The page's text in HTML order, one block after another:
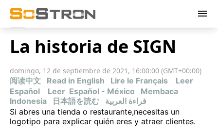
menu
La historia de SIGN
domingo, 12 de septiembre de 2021, 16:00:00 (GMT+00:00)
阅读中文 Read in English Lire le Français
Leer
Español
Leer Español - México
Membaca
Indonesia
日本語を読む
قراءة العربية
Si abres una tienda o restaurante,necesitas un
logotipo para explicar quién eres y atraer clientes.